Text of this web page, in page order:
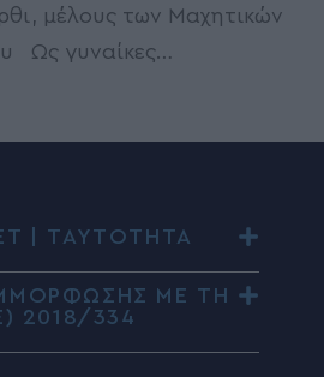
μέλους των Μαχητικών
Ως γυναίκες…
| ΤΑΥΤΟΤΗΤΑ
ΜΕ ΤΗ
2018/334